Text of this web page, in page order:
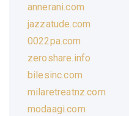
annerani.com
jazzatude.com
0022pa.com
zeroshare.info
bilesinc.com
milaretreatnz.com
modaagi.com